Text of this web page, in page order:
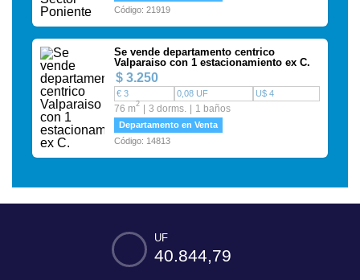
Código: 21919
Se vende departamento centrico
Valparaiso con 1 estacionamiento ex C.
$ 3.250
€ 3 0,08 UF U$ 4
76 m2 3 dorms. 1 baños
Departamento en Venta
Código: 14813
UF
40.844,79